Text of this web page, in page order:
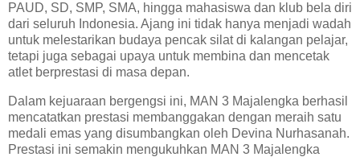
PAUD, SD, SMP, SMA, hingga mahasiswa dan klub bela diri
dari seluruh Indonesia. Ajang ini tidak hanya menjadi wadah
untuk melestarikan budaya pencak silat di kalangan pelajar,
tetapi juga sebagai upaya untuk membina dan mencetak
atlet berprestasi di masa depan.
Dalam kejuaraan bergengsi ini, MAN 3 Majalengka berhasil
mencatatkan prestasi membanggakan dengan meraih satu
medali emas yang disumbangkan oleh Devina Nurhasanah.
Prestasi ini semakin mengukuhkan MAN 3 Majalengka